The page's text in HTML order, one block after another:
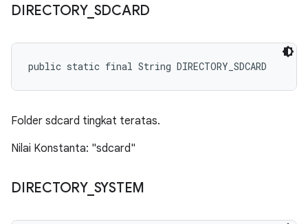
DIRECTORY_ SDCARD
public static final String DIRECTORY_SDCARD
Folder sdcard tingkat teratas.
Nilai Konstanta: "sdcard"
DIRECTORY_ SYSTEM